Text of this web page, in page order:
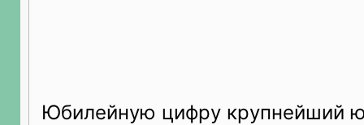
Юбилейную цифру крупнейший